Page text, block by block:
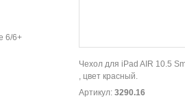
6/6+
Чехол для iPad AIR 10.5
, цвет красный.
Артикул: 3290.16